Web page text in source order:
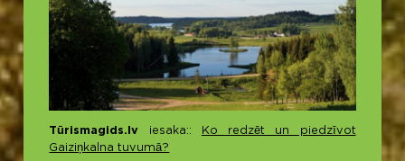
Tūrismagids.lv iesaka::
Ko redzēt un piedzīvot
Gaiziņkalna tuvumā?